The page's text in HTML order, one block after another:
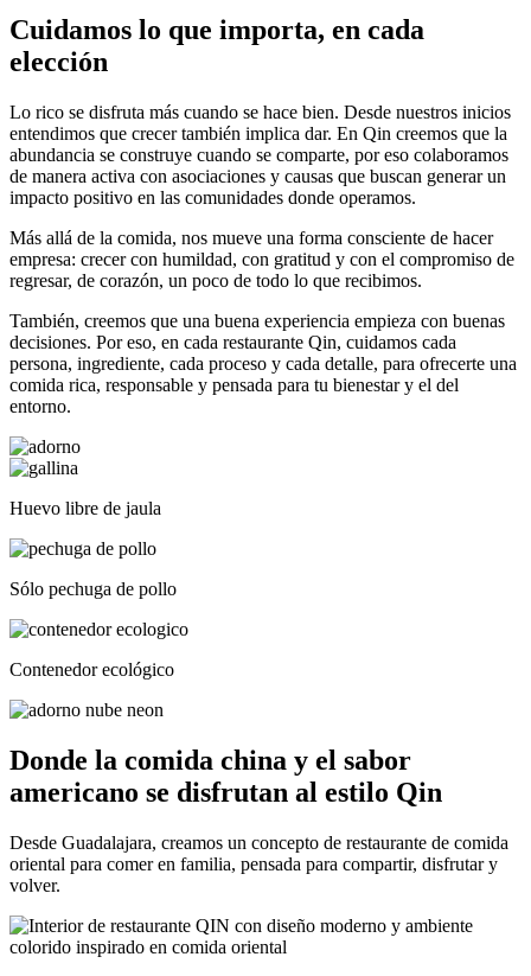
Cuidamos lo que importa, en cada
elección
Lo rico se disfruta más cuando se hace bien. Desde nuestros inicios
entendimos que crecer también implica dar. En Qin creemos que la
abundancia se construye cuando se comparte, por eso colaboramos
de manera activa con asociaciones y causas que buscan generar un
impacto positivo en las comunidades donde operamos.
Más allá de la comida, nos mueve una forma consciente de hacer
empresa: crecer con humildad, con gratitud y con el compromiso de
regresar, de corazón, un poco de todo lo que recibimos.
También, creemos que una buena experiencia empieza con buenas
decisiones. Por eso, en cada restaurante Qin, cuidamos cada
persona, ingrediente, cada proceso y cada detalle, para ofrecerte una
comida rica, responsable y pensada para tu bienestar y el del
entorno.
Huevo libre de jaula
Sólo pechuga de pollo
Contenedor ecológico
Donde la comida china y el sabor
americano se disfrutan al estilo Qin
Desde Guadalajara, creamos un concepto de restaurante de comida
oriental para comer en familia, pensada para compartir, disfrutar y
volver.